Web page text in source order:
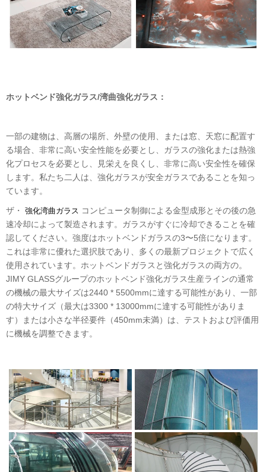
ホットベンド強化ガラス/湾曲強化ガラス：
一部の建物は、高層の場所、外壁の使用、または窓、天窓に配置す
る場合、非常に高い安全性能を必要とし、ガラスの強化または熱強
化プロセスを必要とし、見栄えを良くし、非常に高い安全性を確保
します。私たち二人は、強化ガラスが安全ガラスであることを知っ
ています。
ザ・ 強化湾曲ガラス コンピュータ制御による金型成形とその後の急
速冷却によって製造されます。ガラスがすぐに冷却できることを確
認してください。強度はホットベンドガラスの3〜5倍になります。
これは非常に優れた選択肢であり、多くの最新プロジェクトで広く
使用されています。ホットベンドガラスと強化ガラスの両方の。
JIMY GLASSグループのホットベンド強化ガラス生産ラインの通常
の機械の最大サイズは2440 * 5500mmに達する可能性があり、一部
の特大サイズ（最大は3300 * 13000mmに達する可能性がありま
す）または小さな半径要件（450mm未満）は、テストおよび評価用
に機械を調整できます。